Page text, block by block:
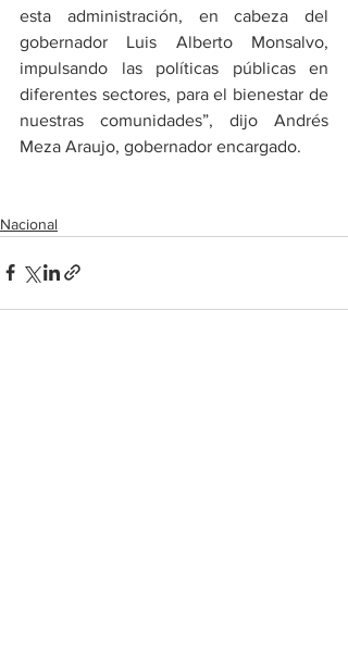
esta administración, en cabeza del
gobernador Luis Alberto Monsalvo,
impulsando las políticas públicas en
diferentes sectores, para el bienestar de
nuestras comunidades”, dijo Andrés
Meza Araujo, gobernador encargado.
Nacional